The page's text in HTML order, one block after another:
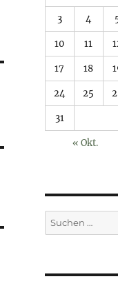
3 4
10 11
17 18
24 25
31
« Okt.
Suchen
nach: